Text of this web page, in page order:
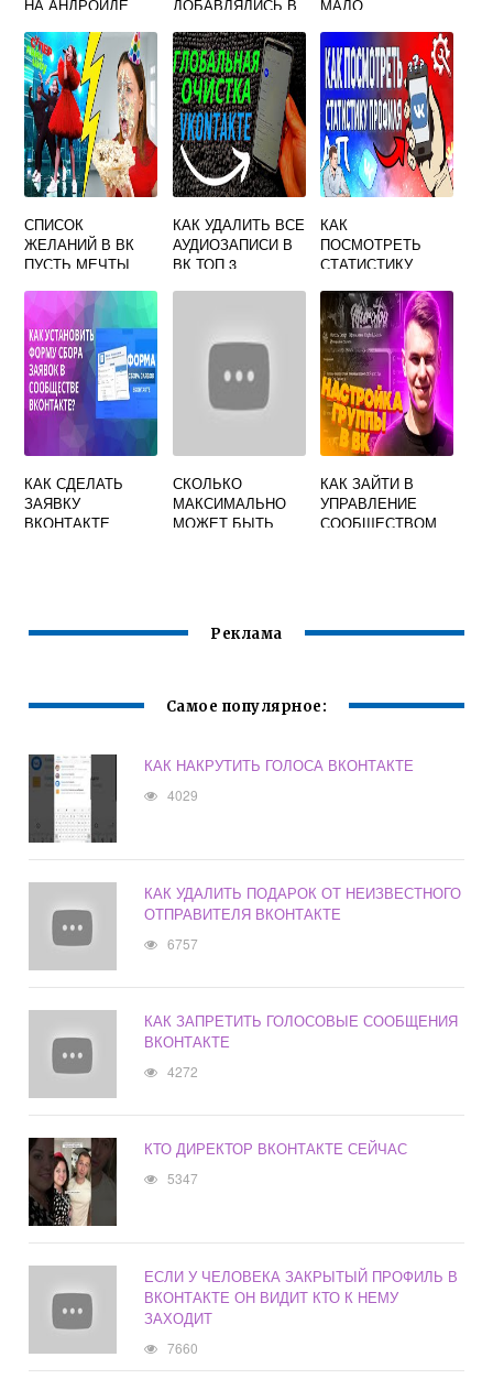
НА АНДРОИДЕ
ДОБАВЛЯЛИСЬ В
ВКОНТАКТЕ
МАЛО
СПИСОК
ЖЕЛАНИЙ В ВК
ПУСТЬ МЕЧТЫ
НЕ ТОЛЬКО В
ДЕНЬ РОЖДЕНИЯ
КАК УДАЛИТЬ ВСЕ
АУДИОЗАПИСИ В
ВК ТОП 3
КАК
ПОСМОТРЕТЬ
СТАТИСТИКУ
ВКОНТАКТЕ
КАК СДЕЛАТЬ
ЗАЯВКУ
ВКОНТАКТЕ
СКОЛЬКО
МАКСИМАЛЬНО
МОЖЕТ БЫТЬ
КАК ЗАЙТИ В
УПРАВЛЕНИЕ
СООБЩЕСТВОМ
Реклама
Самое популярное:
КАК НАКРУТИТЬ ГОЛОСА ВКОНТАКТЕ
4029
КАК УДАЛИТЬ ПОДАРОК ОТ НЕИЗВЕСТНОГО
ОТПРАВИТЕЛЯ ВКОНТАКТЕ
6757
КАК ЗАПРЕТИТЬ ГОЛОСОВЫЕ СООБЩЕНИЯ
ВКОНТАКТЕ
4272
КТО ДИРЕКТОР ВКОНТАКТЕ СЕЙЧАС
5347
ЕСЛИ У ЧЕЛОВЕКА ЗАКРЫТЫЙ ПРОФИЛЬ В
ВКОНТАКТЕ ОН ВИДИТ КТО К НЕМУ
ЗАХОДИТ
7660